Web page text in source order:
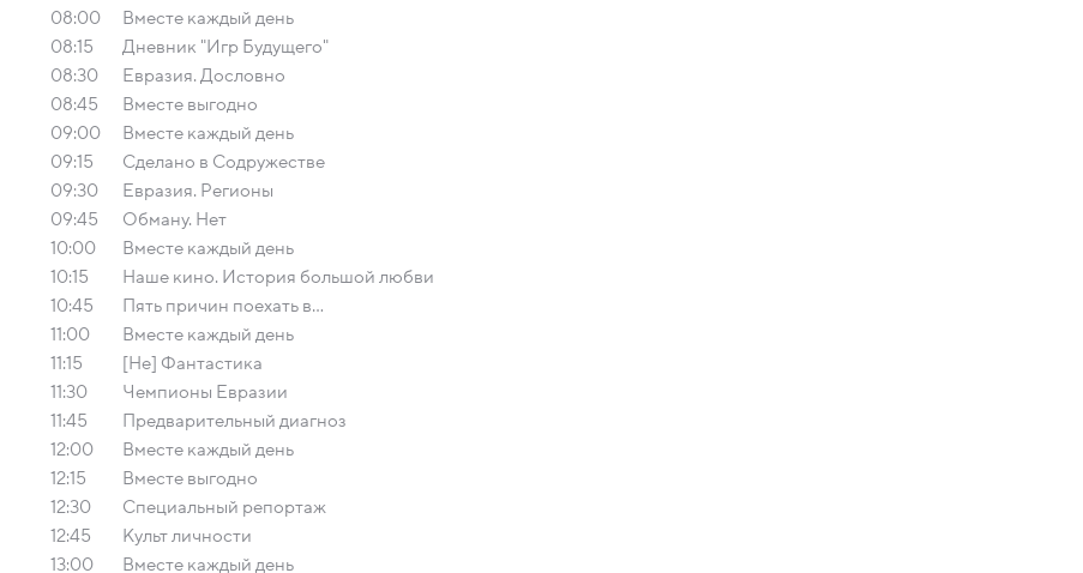
08:00
Вместе каждый день
08:15
Дневник "Игр Будущего"
08:30
Евразия. Дословно
08:45
Вместе выгодно
09:00
Вместе каждый день
09:15
Сделано в Содружестве
09:30
Евразия. Регионы
09:45
Обману. Нет
10:00
Вместе каждый день
10:15
Наше кино. История большой любви
10:45
Пять причин поехать в...
11:00
Вместе каждый день
11:15
[Не] Фантастика
11:30
Чемпионы Евразии
11:45
Предварительный диагноз
12:00
Вместе каждый день
12:15
Вместе выгодно
12:30
Специальный репортаж
12:45
Культ личности
13:00
Вместе каждый день